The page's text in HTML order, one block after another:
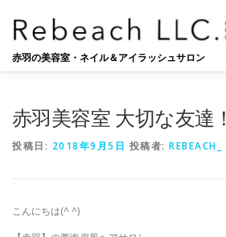
ツ
赤羽の美容室・ネイル＆アイラッシュサロン
赤羽美容室 大切な友達！
投稿日: 2018年9月5日 投稿者: REBEACH_
こんにちは(^ ^)